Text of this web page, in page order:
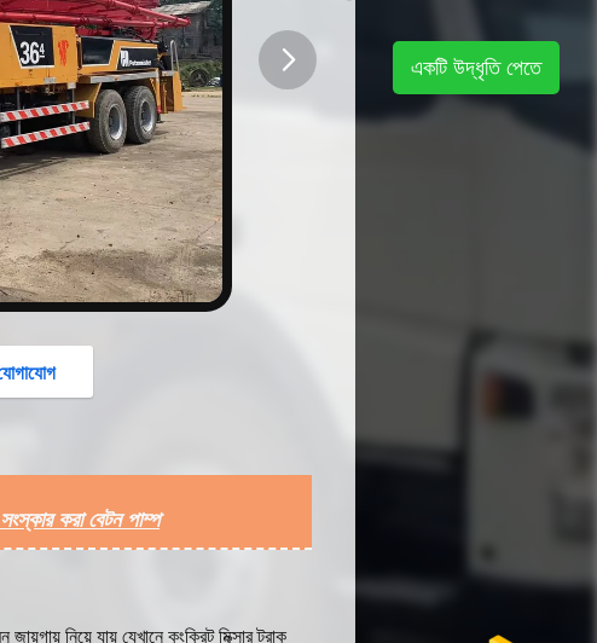
button
করা বেটন পাম্প
নিয়ে যায় যেখানে কংক্রিট মিক্সার ট্রাক
একটি উদ্ধৃতি পেতে